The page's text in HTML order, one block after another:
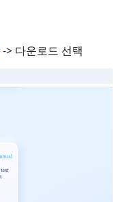
-> 다운로드 선택